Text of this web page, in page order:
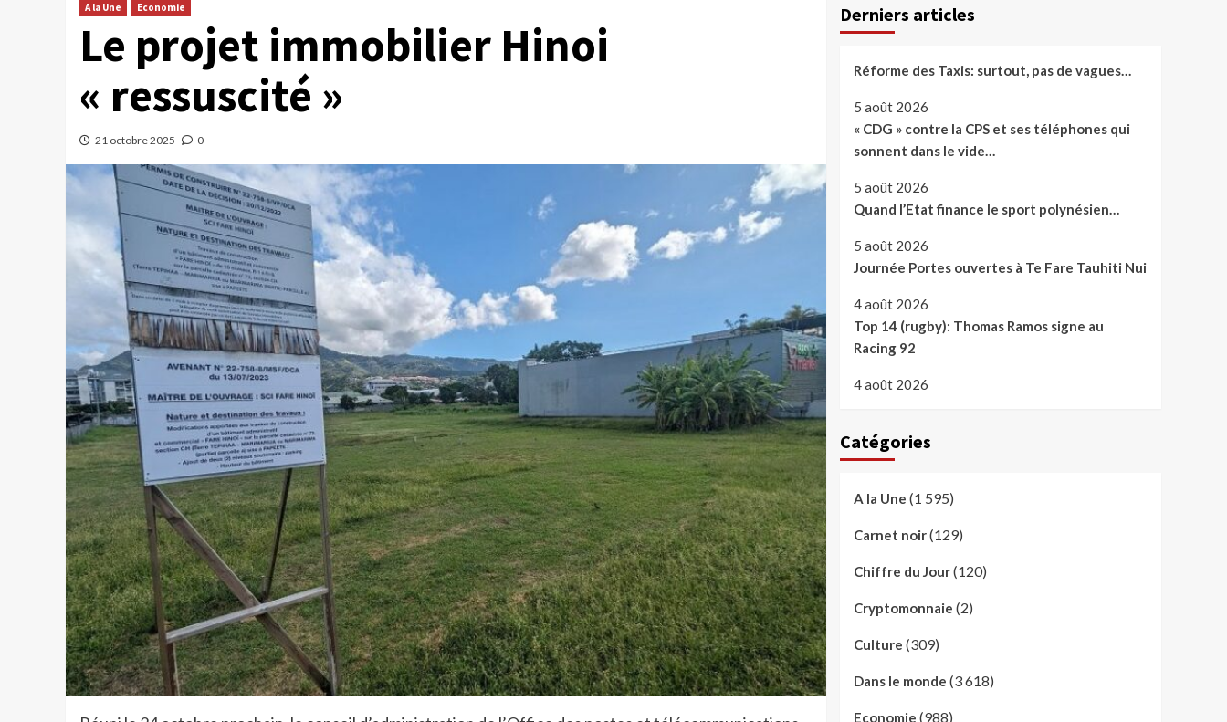
A la Une Economie
Le projet immobilier Hinoi
« ressuscité »
21 octobre 2025 0
Derniers articles
Réforme des Taxis: surtout, pas de vagues…
5 août 2026
« CDG » contre la CPS et ses téléphones qui
sonnent dans le vide…
5 août 2026
Quand l’Etat finance le sport polynésien…
5 août 2026
Journée Portes ouvertes à Te Fare Tauhiti Nui
4 août 2026
Top 14 (rugby): Thomas Ramos signe au
Racing 92
4 août 2026
Catégories
A la Une (1 595)
Carnet noir(129)
Chiffre du Jour(120)
Cryptomonnaie (2)
Culture (309)
Dans le monde (3 618)
Economie (988)